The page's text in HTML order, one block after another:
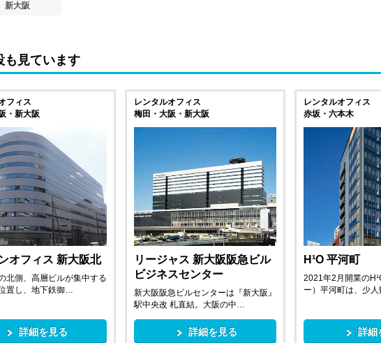
新大阪
も見ています
フィス
・新大阪
オフィス 新大阪北
北側、高層ビルが集中する
置し、地下鉄御…
詳細を見る
レンタルオフィス
梅田・大阪・新大阪
リージャス 新大阪阪急ビル
ビジネスセンター
新大阪阪急ビルセンターは『新大阪』
駅中央改 札直結。大阪の中…
詳細を見る
レンタルオフィス
赤坂・六本木
H¹O 平河町
2021年2月開業の
ー）平河町は、少
詳細